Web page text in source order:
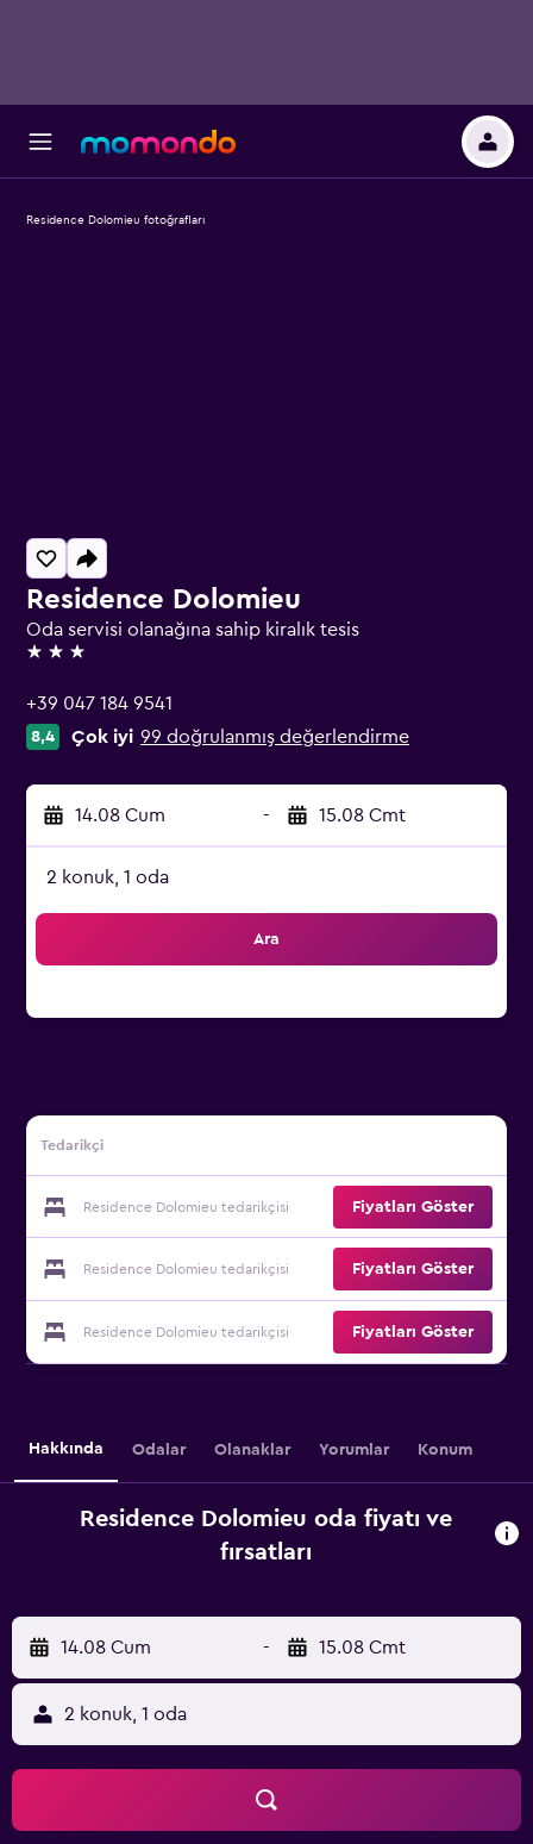
Residence Dolomieu
Oda servisi olanağına sahip kiralık tesis
3 yıldız
+39 047 184 9541
8,4 Çok iyi 99 doğrulanmış değerlendirme
14.08 Cum - 15.08 Cmt
2 konuk, 1 oda
Ara
Tedarikçi
Residence Dolomieu tedarikçisi Fiyatları Göster
Residence Dolomieu tedarikçisi Fiyatları Göster
Residence Dolomieu tedarikçisi Fiyatları Göster
Residence Dolomieu fotoğrafları
Hakkında Odalar Olanaklar Yorumlar Konum
Residence Dolomieu oda fiyatı ve
fırsatları
14.08 Cum - 15.08 Cmt
2 konuk, 1 oda